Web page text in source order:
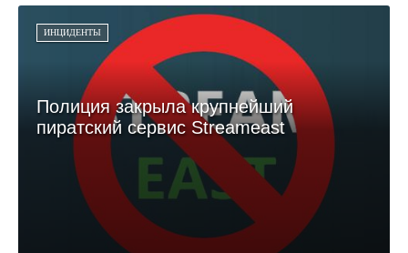
ИНЦИДЕНТЫ
Полиция закрыла крупнейший
пиратский сервис Streameast